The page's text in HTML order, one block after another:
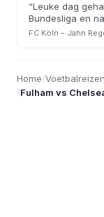
“Leuke dag
Bundesliga en
FC Köln – Jahn
Home/Voetbalreizen
/Fulham vs